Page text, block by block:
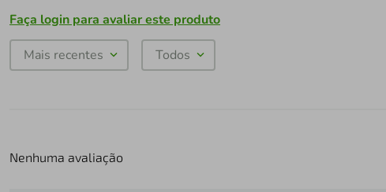
Faça login para avaliar este produto
Mais recentes Todos
Nenhuma avaliação